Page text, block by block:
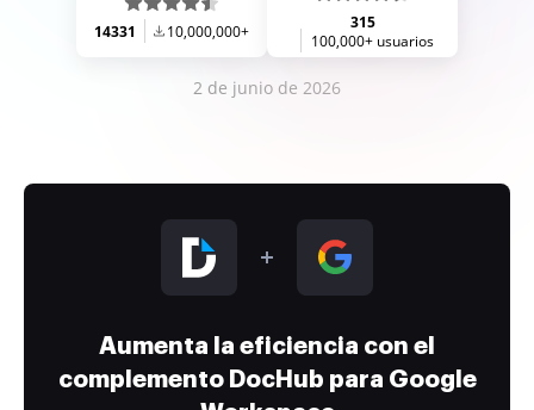
14331 10,000,000+
315
100,000+ usuarios
2 de junio de 2026
Aumenta la eficiencia con el
complemento DocHub para Google